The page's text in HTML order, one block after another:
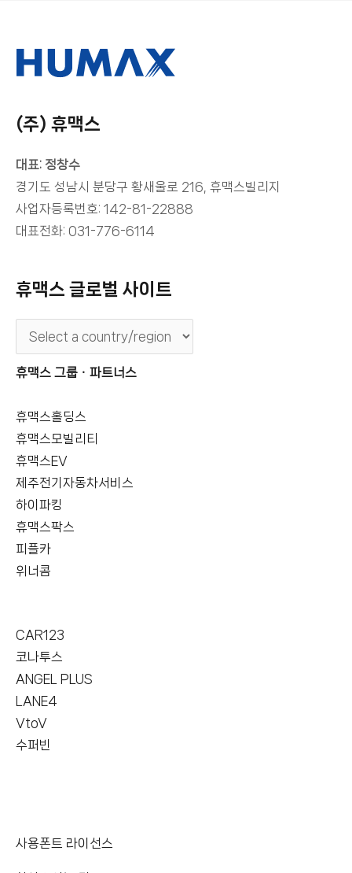
(주) 휴맥스
대표: 정창수
경기도 성남시 분당구 황새울로 216, 휴맥스빌리지
사업자등록번호: 142-81-22888
대표전화: 031-776-6114
휴맥스 글로벌 사이트
휴맥스 그룹ㆍ파트너스
휴맥스홀딩스
휴맥스모빌리티
휴맥스EV
제주전기자동차서비스
하이파킹
휴맥스팍스
피플카
위너콤
CAR123
코나투스
ANGEL PLUS
LANE4
VtoV
수퍼빈
사용폰트 라이선스